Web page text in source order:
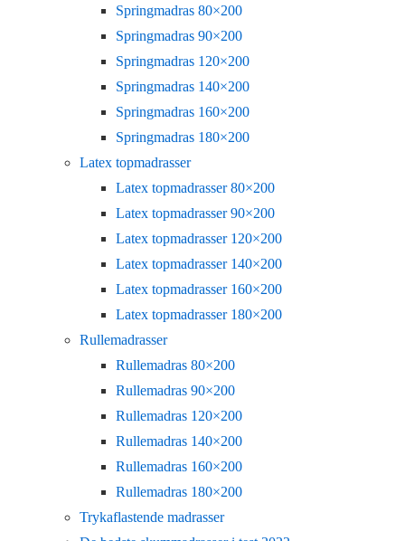
Springmadras 80×200
Springmadras 90×200
Springmadras 120×200
Springmadras 140×200
Springmadras 160×200
Springmadras 180×200
Latex topmadrasser
Latex topmadrasser 80×200
Latex topmadrasser 90×200
Latex topmadrasser 120×200
Latex topmadrasser 140×200
Latex topmadrasser 160×200
Latex topmadrasser 180×200
Rullemadrasser
Rullemadras 80×200
Rullemadras 90×200
Rullemadras 120×200
Rullemadras 140×200
Rullemadras 160×200
Rullemadras 180×200
Trykaflastende madrasser